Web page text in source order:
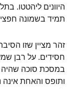
היוונים ליהטטו.
תמיד בשמונה
זהר מציין שזו
חסידים. על רבן
במסכת סוכה שהיה
ותופס והאחת אינה